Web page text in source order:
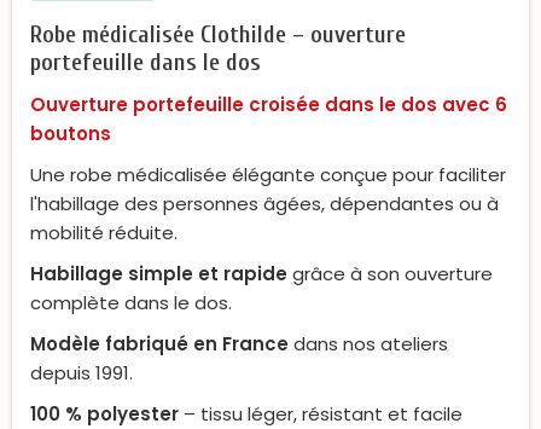
Robe médicalisée Clothilde – ouverture
portefeuille dans le dos
Ouverture portefeuille croisée dans le dos avec 6
boutons
Une robe médicalisée élégante conçue pour faciliter
l'habillage des personnes âgées, dépendantes ou à
mobilité réduite.
Habillage simple et rapide grâce à son ouverture
complète dans le dos.
Modèle fabriqué en France dans nos ateliers
depuis 1991.
100 % polyester – tissu léger, résistant et facile